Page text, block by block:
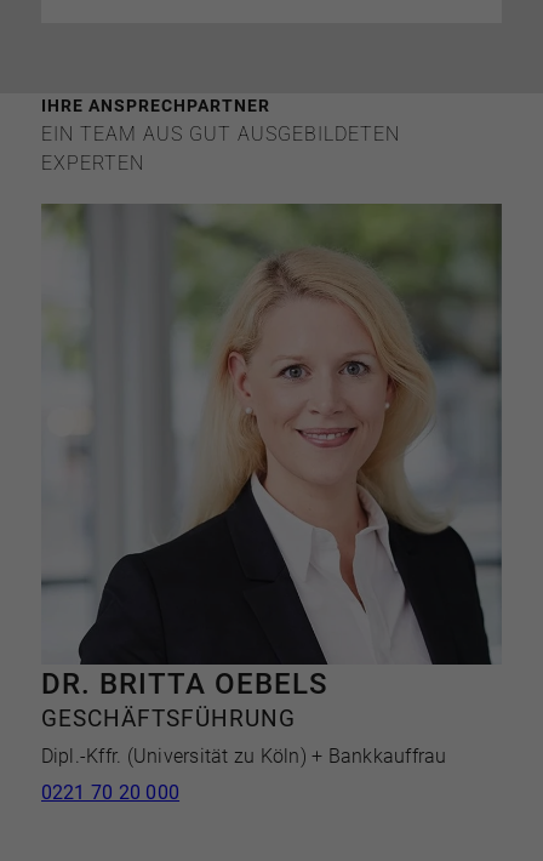
IHRE ANSPRECHPARTNER
EIN TEAM AUS GUT AUSGEBILDETEN
EXPERTEN
DR. BRITTA OEBELS
GESCHÄFTSFÜHRUNG
Dipl.-Kffr. (Universität zu Köln) + Bankkauffrau
0221 70 20 000